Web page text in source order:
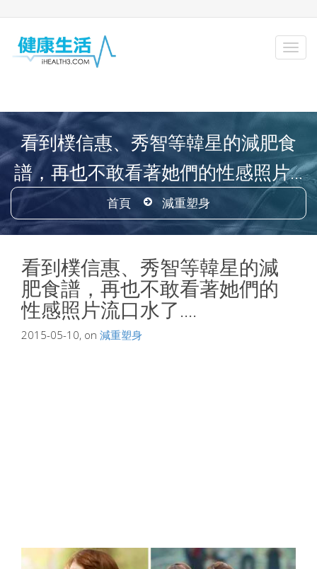
看到樸信惠、秀智等韓星的減肥食
譜，再也不敢看著她們的性感照片...
首頁 減重塑身
看到樸信惠、秀智等韓星的減
肥食譜，再也不敢看著她們的
性感照片流口水了....
2015-05-10, on 減重塑身